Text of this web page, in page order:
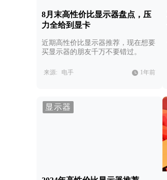
8月末高性价比显示器盘点，压
力全给到显卡
近期高性价比显示器推荐，现在想要
买显示器的朋友千万不要错过。
来源: 电手 1年前
显示器